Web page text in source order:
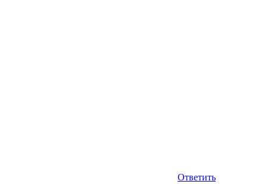
Ответить